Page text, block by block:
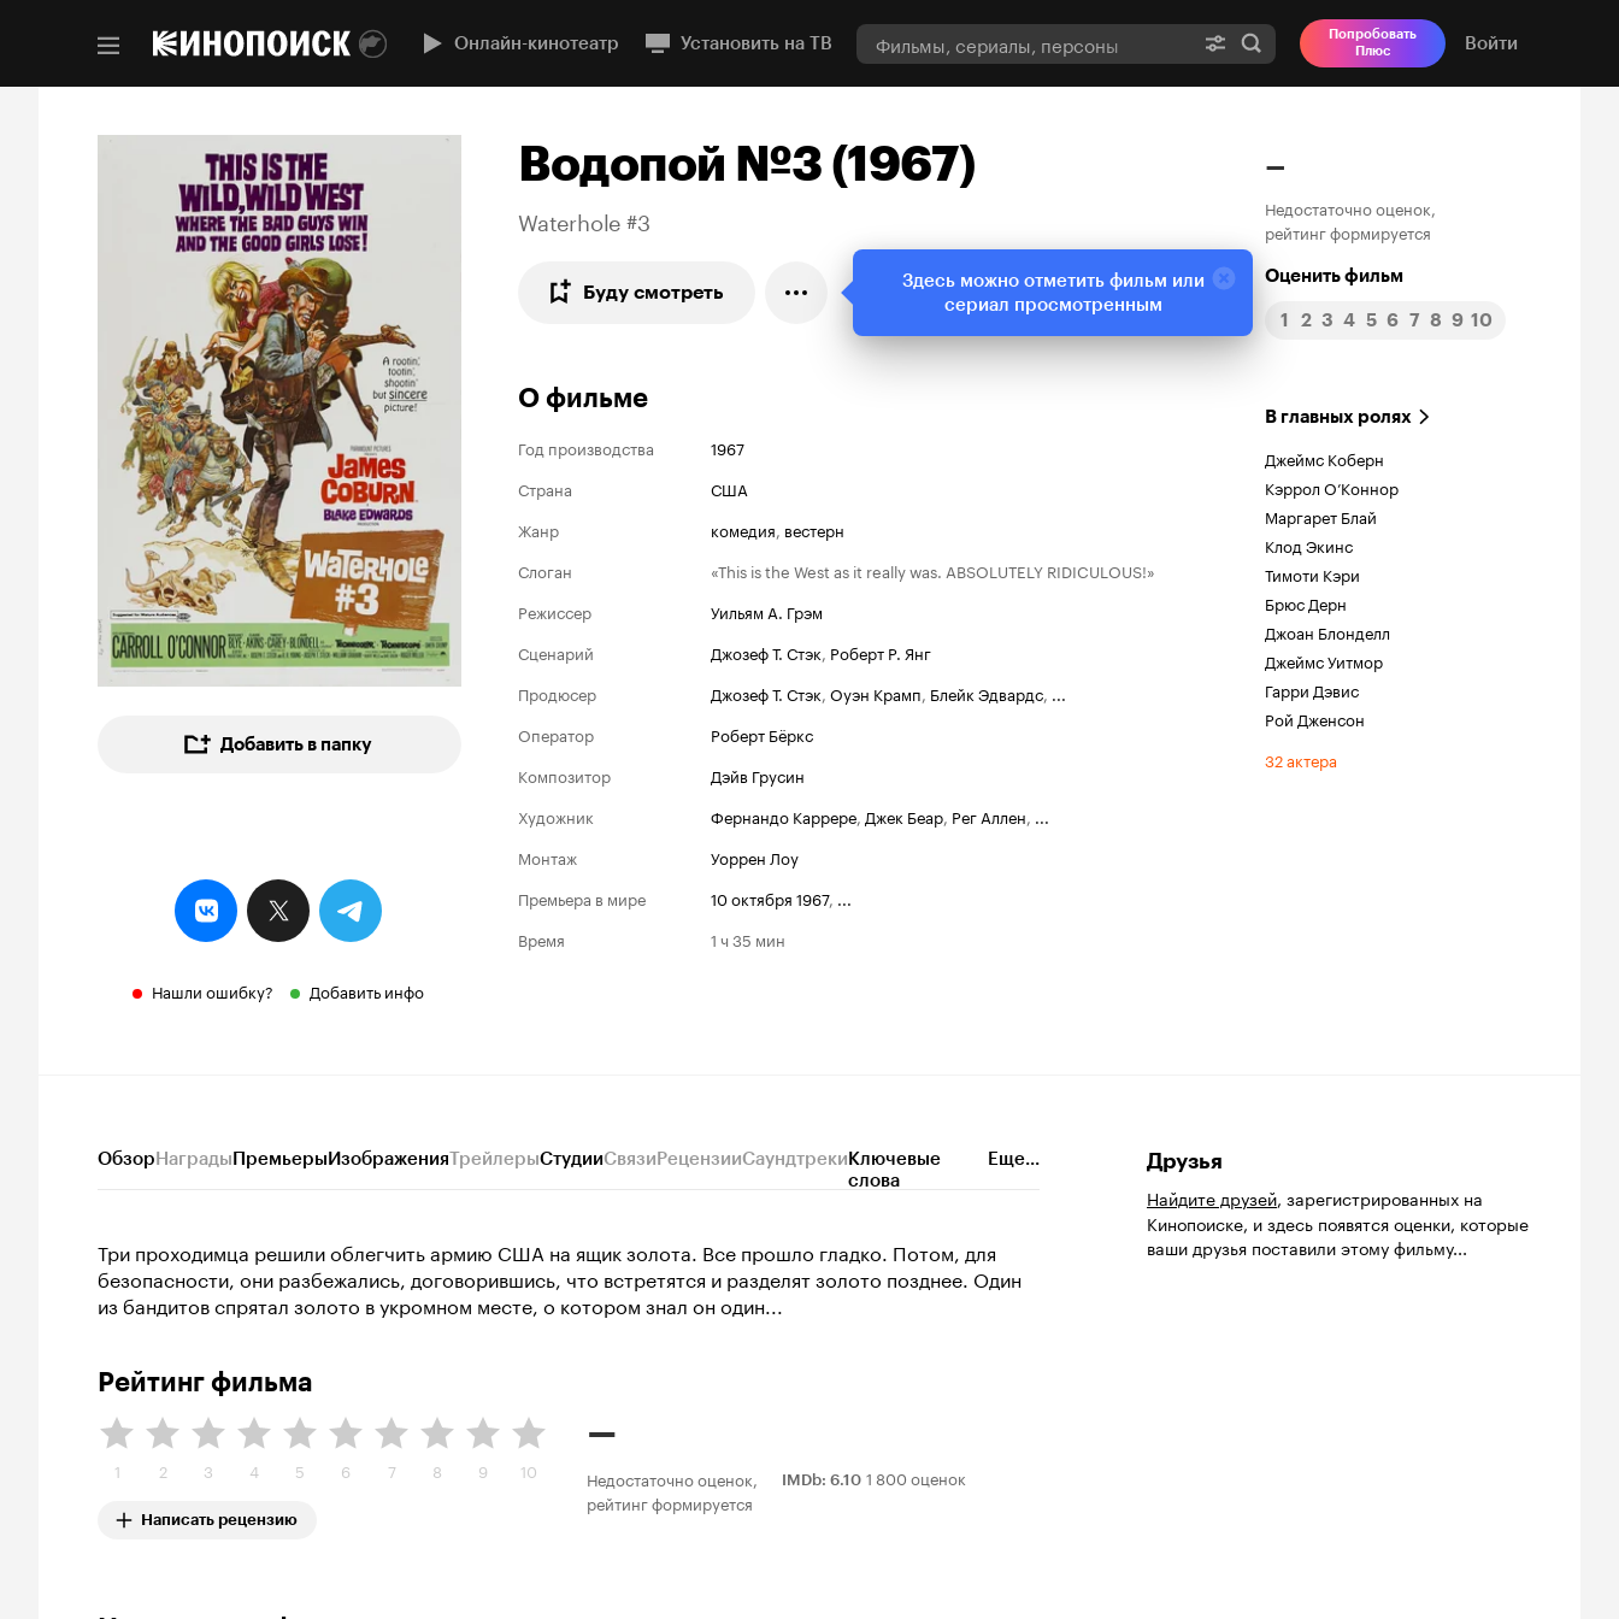
Онлайн-кинотеатр Установить на ТВ
Попробовать
Плюс
Войти
Добавить в папку
Нашли ошибку? Добавить инфо
Водопой №3 (1967)
Waterhole #3
Буду смотреть
–
Недостаточно оценок,
рейтинг формируется
Оценить фильм
1 2 3 4 5 6 7 8 9 10
О фильме
Год производства
1967
Страна
США
Жанр
комедия, вестерн
Слоган
«This is the West as it really was. ABSOLUTELY RIDICULOUS!»
Режиссер
Уильям А. Грэм
Сценарий
Джозеф Т. Стэк, Роберт Р. Янг
Продюсер
Джозеф Т. Стэк, Оуэн Крамп, Блейк Эдвардс, ...
Оператор
Роберт Бёркс
Композитор
Дэйв Грусин
Художник
Фернандо Каррере, Джек Беар, Рег Аллен, ...
Монтаж
Уоррен Лоу
Премьера в мире
10 октября 1967, ...
Время
1 ч 35 мин
В главных ролях
Джеймс Коберн
Кэррол О’Коннор
Маргарет Блай
Клод Экинс
Тимоти Кэри
Брюс Дерн
Джоан Блонделл
Джеймс Уитмор
Гарри Дэвис
Рой Дженсон
32 актера
ОбзорНаградыПремьерыИзображенияТрейлерыСтудииСвязиРецензииСаундтрекиКлючевые
слова
Еще...
Три проходимца решили облегчить армию США на ящик золота. Все прошло гладко. Потом, для
безопасности, они разбежались, договорившись, что встретятся и разделят золото позднее. Один
из бандитов спрятал золото в укромном месте, о котором знал он один...
Рейтинг фильма
1 2 3 4 5 6 7 8 9 10
Написать рецензию
–
Недостаточно оценок,
рейтинг формируется
IMDb: 6.10 1 800 оценок
Друзья
Найдите друзей, зарегистрированных на
Кинопоиске, и здесь появятся оценки, которые
ваши друзья поставили этому фильму...
Здесь можно отметить фильм или
сериал просмотренным